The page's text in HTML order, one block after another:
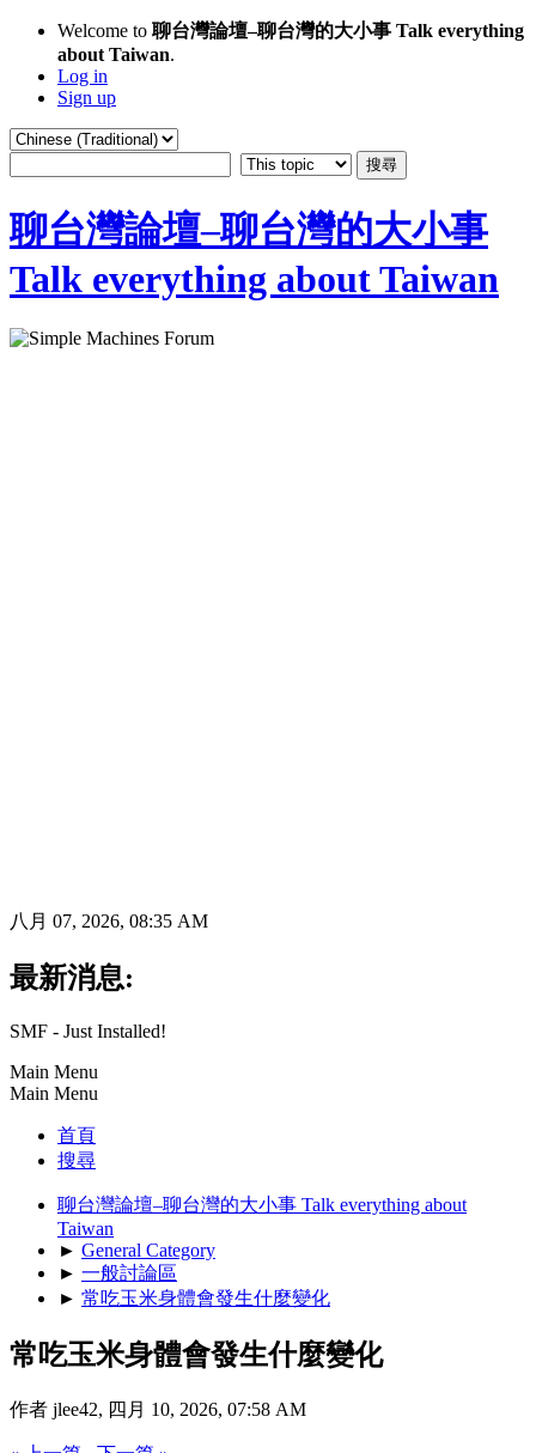
Welcome to 聊台灣論壇–聊台灣的大小事 Talk everything
about Taiwan.
Log in
Sign up
聊台灣論壇–聊台灣的大小事
Talk everything about Taiwan
八月 07, 2026, 08:35 AM
最新消息:
SMF - Just Installed!
Main Menu
Main Menu
首頁
搜尋
聊台灣論壇–聊台灣的大小事 Talk everything about
Taiwan
► General Category
► 一般討論區
► 常吃玉米身體會發生什麼變化
常吃玉米身體會發生什麼變化
作者 jlee42, 四月 10, 2026, 07:58 AM